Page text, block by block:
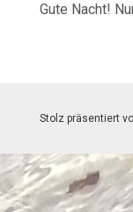
Gute Nacht!
Stolz präsentiert